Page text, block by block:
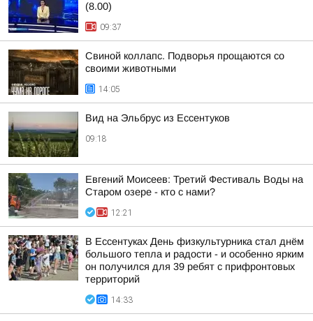
(8.00)
09:37
Свиной коллапс. Подворья прощаются со
своими животными
14:05
Вид на Эльбрус из Ессентуков
09:18
Евгений Моисеев: Третий Фестиваль Воды на
Старом озере - кто с нами?
12:21
В Ессентуках День физкультурника стал днём
большого тепла и радости - и особенно ярким
он получился для 39 ребят с прифронтовых
территорий
14:33